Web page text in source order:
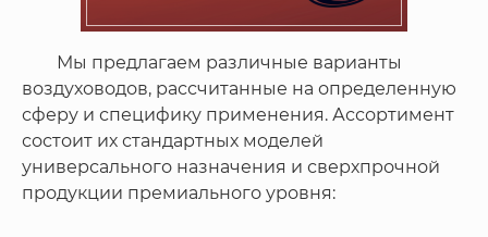
Мы предлагаем различные варианты
воздуховодов, рассчитанные на определенную
сферу и специфику применения. Ассортимент
состоит их стандартных моделей
универсального назначения и сверхпрочной
продукции премиального уровня: